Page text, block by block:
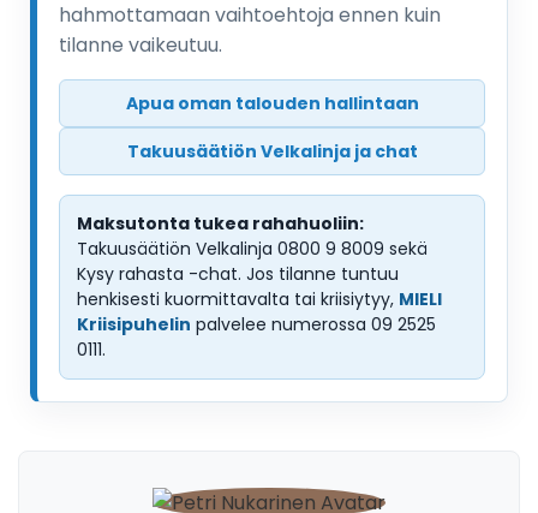
hahmottamaan vaihtoehtoja ennen kuin
tilanne vaikeutuu.
Apua oman talouden hallintaan
Takuusäätiön Velkalinja ja chat
Maksutonta tukea rahahuoliin:
Takuusäätiön Velkalinja 0800 9 8009 sekä
Kysy rahasta -chat. Jos tilanne tuntuu
henkisesti kuormittavalta tai kriisiytyy, MIELI
Kriisipuhelin palvelee numerossa 09 2525
0111.